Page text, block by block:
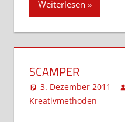
Weiterlesen
SCAMPER
3. Dezember 2011
Kreativmethoden